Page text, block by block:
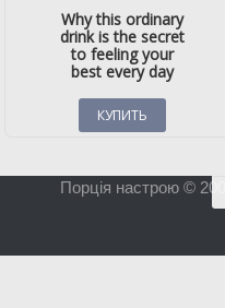
Порція настрою ©